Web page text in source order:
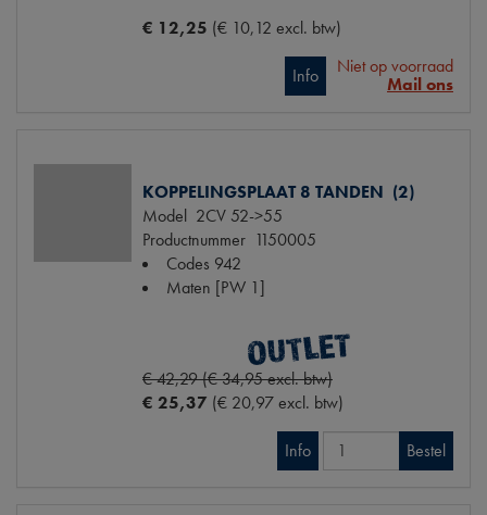
€ 12,25 (€ 10,12 excl. btw)
Info
Niet op voorraad
Mail ons
KOPPELINGSPLAAT 8 TANDEN (2)
Model 2CV 52->55
Productnummer 1150005
Codes 942
Maten [PW 1]
€ 42,29 (€ 34,95 excl. btw)
€ 25,37 (€ 20,97 excl. btw)
Info Bestel